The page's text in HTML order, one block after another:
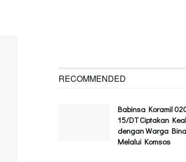
RECOMMENDED
Babinsa Koramil
15/DT Ciptakan
dengan Warga
Melalui Komsos